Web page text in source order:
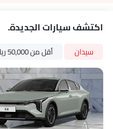
اكتشف سيارات الجديدة.
سيدان أقل من 50,000 ريال